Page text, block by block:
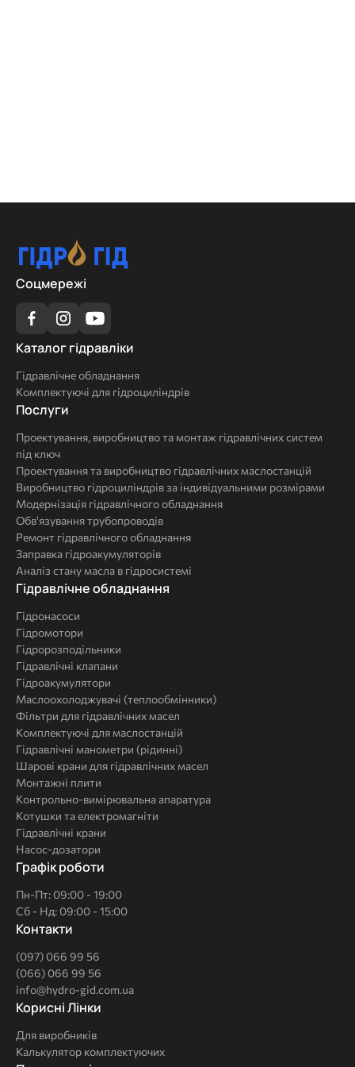
Соцмережі
Каталог
Каталог гідравліки
Гідравлічне обладнання
Комплектуючі для гідроциліндрів
Послуги
Послуги
Проектування, виробництво та монтаж гідравлічних систем
під ключ
Проектування та виробництво гідравлічних маслостанцій
Виробництво гідроциліндрів за індивідуальними розмірами
Модернізація гідравлічного обладнання
Обв'язування трубопроводів
Ремонт гідравлічного обладнання
Заправка гідроакумуляторів
Аналіз стану масла в гідросистемі
Комплексні
Гідравлічне обладнання
Гідронасоси
Гідромотори
Гідророзподільники
Гідравлічні клапани
Гідроакумулятори
Маслоохолоджувачі (теплообмінники)
Фільтри для гідравлічних масел
Комплектуючі для маслостанцій
Гідравлічні манометри (рідинні)
Шарові крани для гідравлічних масел
Монтажні плити
Контрольно-вимірювальна апаратура
Котушки та електромагніти
Гідравлічні крани
Насос-дозатори
Графік роботи
Пн-Пт: 09:00 - 19:00
Сб - Нд: 09:00 - 15:00
Контакти
(097) 066 99 56
(066) 066 99 56
info@hydro-gid.com.ua
Корисні
Корисні Лінки
Для виробників
Калькулятор комплектуючих